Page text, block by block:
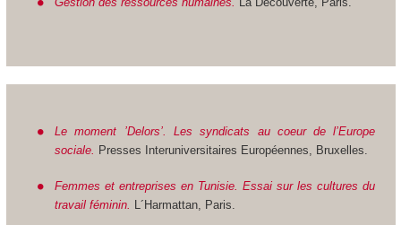
Le moment ’Delors’. Les syndicats au coeur de l’Europe
sociale. Presses Interuniversitaires Européennes, Bruxelles.
Femmes et entreprises en Tunisie. Essai sur les cultures du
travail féminin. L´Harmattan, Paris.